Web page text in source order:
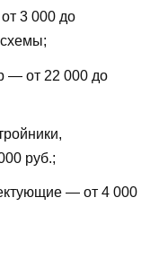
3 000 до
— от 22 000 до
руб.;
— от 4 000